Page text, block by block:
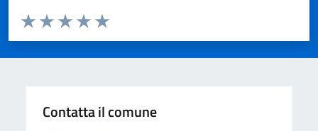
Domanda
Valuta da 1 a 5 stelle la pagina
Valuta 5 stelle su 5
Valuta 4 stelle su 5
Valuta 3 stelle su 5
Valuta 2 stelle su 5
Valuta 1 stelle su 5
Contatta il comune